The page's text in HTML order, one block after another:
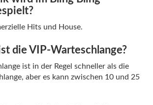
Hits und House.
die VIP-Warteschlange?
ist in der Regel schneller als die
aber es kann zwischen 10 und 25